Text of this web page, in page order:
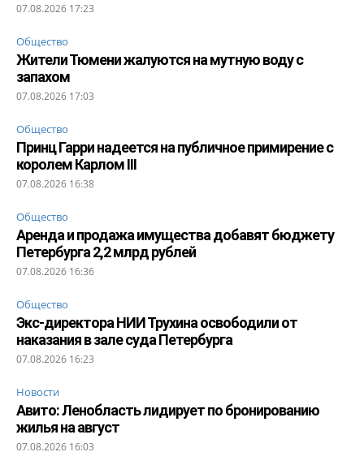
07.08.2026 17:23
Общество
Жители Тюмени жалуются на мутную воду с
запахом
07.08.2026 17:03
Общество
Принц Гарри надеется на публичное примирение с
королем Карлом III
07.08.2026 16:38
Общество
Аренда и продажа имущества добавят бюджету
Петербурга 2,2 млрд рублей
07.08.2026 16:36
Общество
Экс-директора НИИ Трухина освободили от
наказания в зале суда Петербурга
07.08.2026 16:23
Новости
Авито: Ленобласть лидирует по бронированию
жилья на август
07.08.2026 16:03